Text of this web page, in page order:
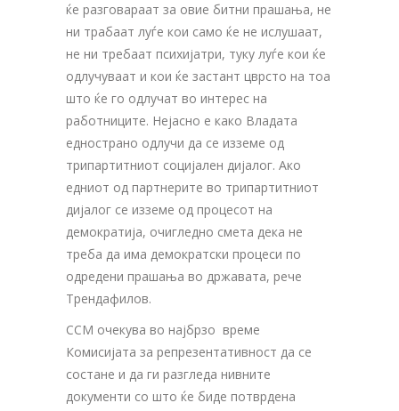
ќе разговараат за овие битни прашања, не
ни трабаат луѓе кои само ќе не ислушаат,
не ни требаат психијатри, туку луѓе кои ќе
одлучуваат и кои ќе застант цврсто на тоа
што ќе го одлучат во интерес на
работниците. Нејасно е како Владата
еднострано одлучи да се изземе од
трипартитниот социјален дијалог. Ако
едниот од партнерите во трипартитниот
дијалог се изземе од процесот на
демократија, очигледно смета дека не
треба да има демократски процеси по
одредени прашања во државата, рече
Трендафилов.
ССМ очекува во најбрзо време
Комисијата за репрезентативност да се
состане и да ги разгледа нивните
документи со што ќе биде потврдена